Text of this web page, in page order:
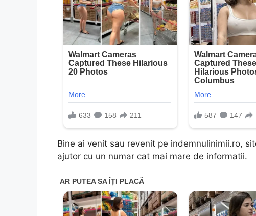
Bine ai venit sau revenit pe indemnulinimii.ro,
ajutor cu un numar cat mai mare de informatii.